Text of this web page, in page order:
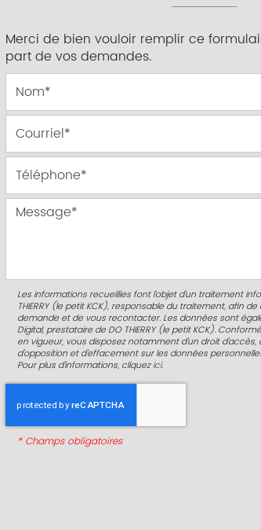
Merci de bien vouloir remplir ce
part de vos demandes.
Les informations recueillies font l’objet d’un traitement
THIERRY (le petit KCK), responsable du traitement, afin
demande et de vous recontacter. Les données sont
Digital, prestataire de DO THIERRY (le petit KCK).
en vigueur, vous disposez notamment d'un droit d'accès,
d'opposition et d'effacement sur les données
Pour plus d’informations, cliquezici.
* Champs obligatoires